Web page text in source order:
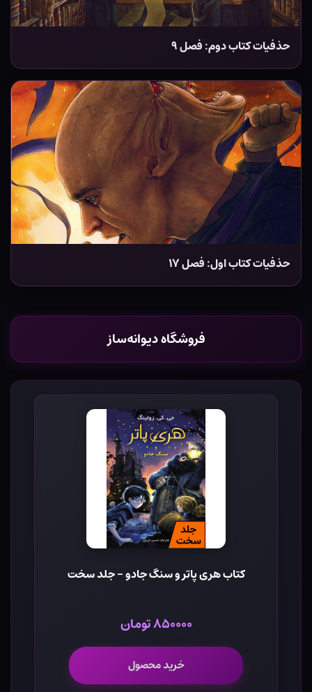
حذفیات کتاب دوم: فصل ۹
حذفیات کتاب اول: فصل ۱۷
فروشگاه دیوانه‌ساز
کتاب هری پاتر و سنگ جادو - جلد سخت
۸۵۰۰۰۰ تومان
خرید محصول